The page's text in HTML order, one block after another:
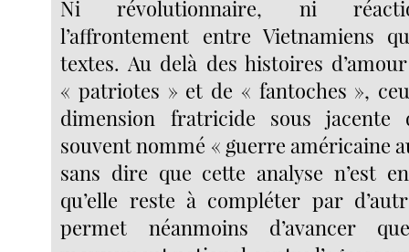
Ni révolutionnaire, ni
l’affrontement entre Vietnamiens
textes. Au delà des histoires
« patriotes » et de « fantoches »,
dimension fratricide sous
souvent nommé « guerre américaine
sans dire que cette analyse n’est
qu’elle reste à compléter par
permet néanmoins d’avancer